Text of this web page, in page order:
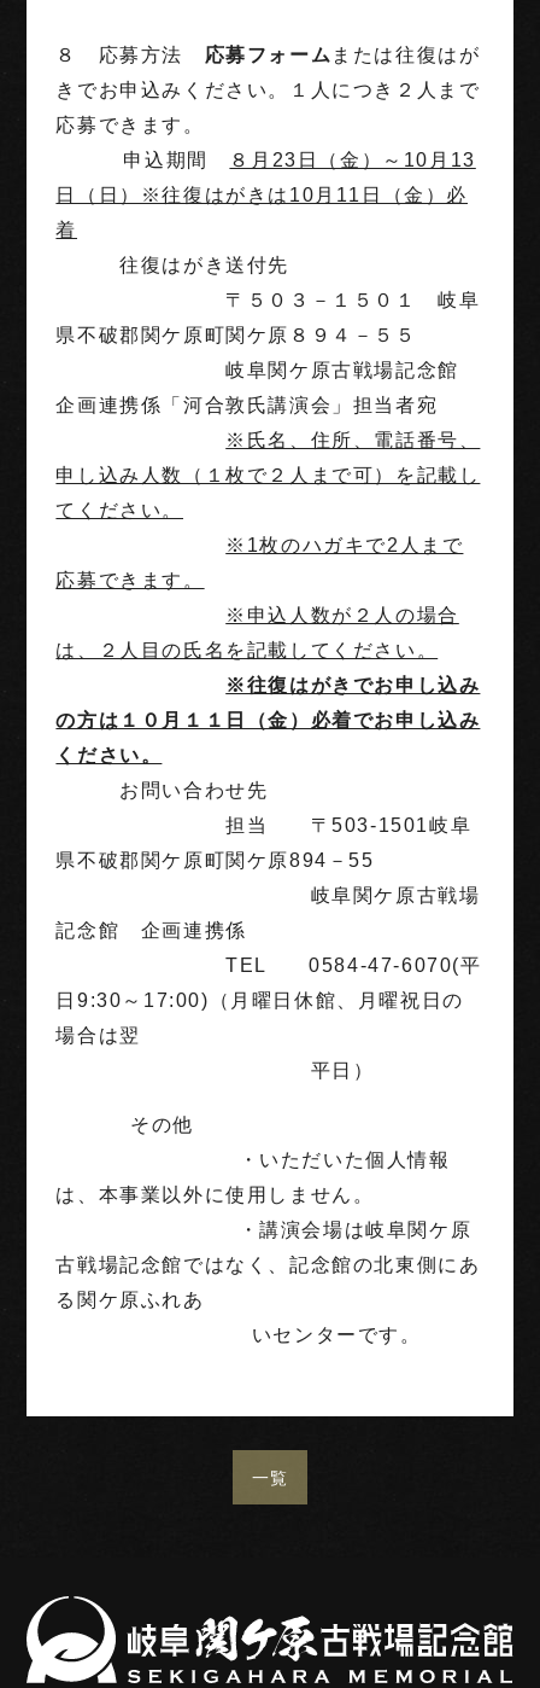
８ 応募方法 応募フォーム または往復はが
きでお申込みください。１人につき２人まで
応募できます。
申込期間
８月23日（金）～10月13
日（日）※往復はがきは10月11日（金）必
着
往復はがき送付先
〒５０３－１５０１ 岐阜
県不破郡関ケ原町関ケ原８９４－５５
岐阜関ケ原古戦場記念館
企画連携係「河合敦氏講演会」担当者宛
※氏名、住所、電話番号、
申し込み人数（１枚で２人まで可）を記載し
てください。
※1枚のハガキで2人まで
応募できます。
※申込人数が２人の場合
は、２人目の氏名を記載してください。
※往復はがきでお申し込み
の方は１０月１１日（金）必着でお申し込み
ください。
お問い合わせ先
担当 〒503-1501岐阜
県不破郡関ケ原町関ケ原894－55
岐阜関ケ原古戦場
記念館 企画連携係
TEL 0584-47-6070(平
日9:30～17:00)（月曜日休館、月曜祝日の
場合は翌
平日）
その他
・いただいた個人情報
は、本事業以外に使用しません。
・講演会場は岐阜関ケ原
古戦場記念館ではなく、記念館の北東側にあ
る関ケ原ふれあ
いセンターです。
一覧